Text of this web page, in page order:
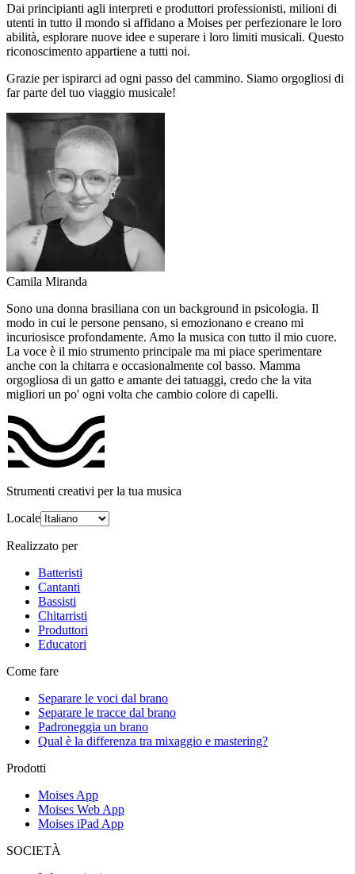
Dai principianti agli interpreti e produttori professionisti, milioni di
utenti in tutto il mondo si affidano a Moises per perfezionare le loro
abilità, esplorare nuove idee e superare i loro limiti musicali. Questo
riconoscimento appartiene a tutti noi.
Grazie per ispirarci ad ogni passo del cammino. Siamo orgogliosi di
far parte del tuo viaggio musicale!
Camila Miranda
Sono una donna brasiliana con un background in psicologia. Il
modo in cui le persone pensano, si emozionano e creano mi
incuriosisce profondamente. Amo la musica con tutto il mio cuore.
La voce è il mio strumento principale ma mi piace sperimentare
anche con la chitarra e occasionalmente col basso. Mamma
orgogliosa di un gatto e amante dei tatuaggi, credo che la vita
migliori un po' ogni volta che cambio colore di capelli.
Strumenti creativi per la tua musica
Locale
Realizzato per
Batteristi
Cantanti
Bassisti
Chitarristi
Produttori
Educatori
Come fare
Separare le voci dal brano
Separare le tracce dal brano
Padroneggia un brano
Qual è la differenza tra mixaggio e mastering?
Prodotti
Moises App
Moises Web App
Moises iPad App
SOCIETÀ